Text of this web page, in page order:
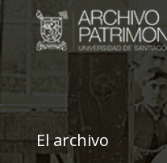
El archivo